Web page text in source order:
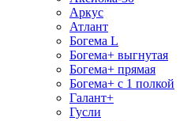
Аркус
Атлант
Богема L
Богема+ выгнутая
Богема+ прямая
Богема+ с 1 полкой
Галант+
Гусли